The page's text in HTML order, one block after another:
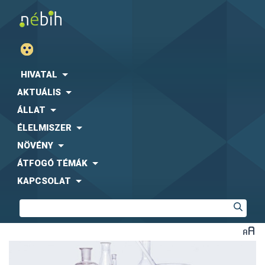
HIVATAL
AKTUÁLIS
ÁLLAT
ÉLELMISZER
NÖVÉNY
ÁTFOGÓ TÉMÁK
KAPCSOLAT